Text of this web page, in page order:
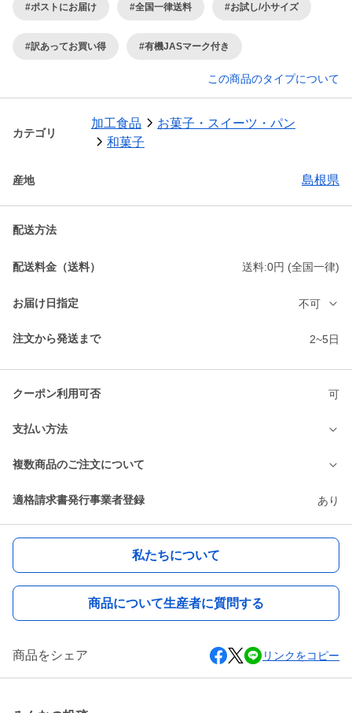
#ポストにお届け #全国一律送料 #お試し/小サイズ
#訳あってお買い得 #有機JASマーク付き
この商品のタイプについて
カテゴリ
加工食品
お菓子・スイーツ・パン
和菓子
産地 島根県
配送方法
配送料金（送料） 送料:0円 (全国一律)
お届け日指定 不可
注文から発送まで 2~5日
クーポン利用可否 可
支払い方法
複数商品のご注文について
適格請求書発行事業者登録 あり
私たちについて
商品について生産者に質問する
商品をシェア リンクをコピー